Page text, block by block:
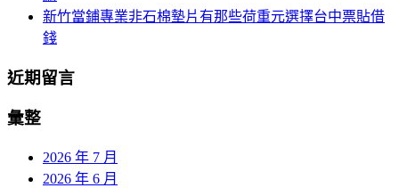
新竹當鋪專業非石棉墊片有那些荷重元選擇台中票貼借
錢
近期留言
彙整
2026 年 7 月
2026 年 6 月